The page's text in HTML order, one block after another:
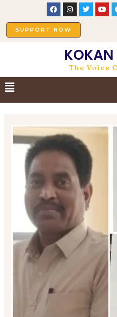
SUPPORT NOW
KOKAN
The Voice